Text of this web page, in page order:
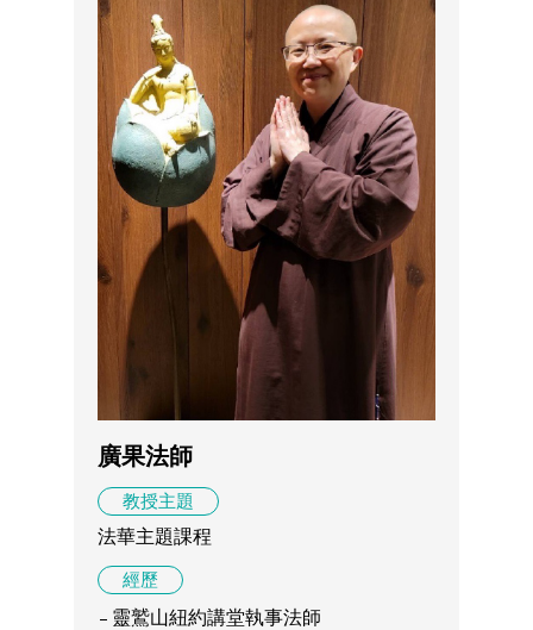
廣果法師
教授主題
法華主題課程
經歷
靈鷲山紐約講堂執事法師